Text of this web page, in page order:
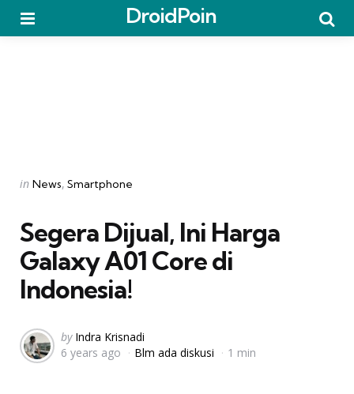
DroidPoin
Categories
Posted
in News Smartphone
Segera Dijual, Ini Harga
Galaxy A01 Core di
Indonesia!
Posted
by
by Indra Krisnadi
6 years ago
Blm ada diskusi 1 min